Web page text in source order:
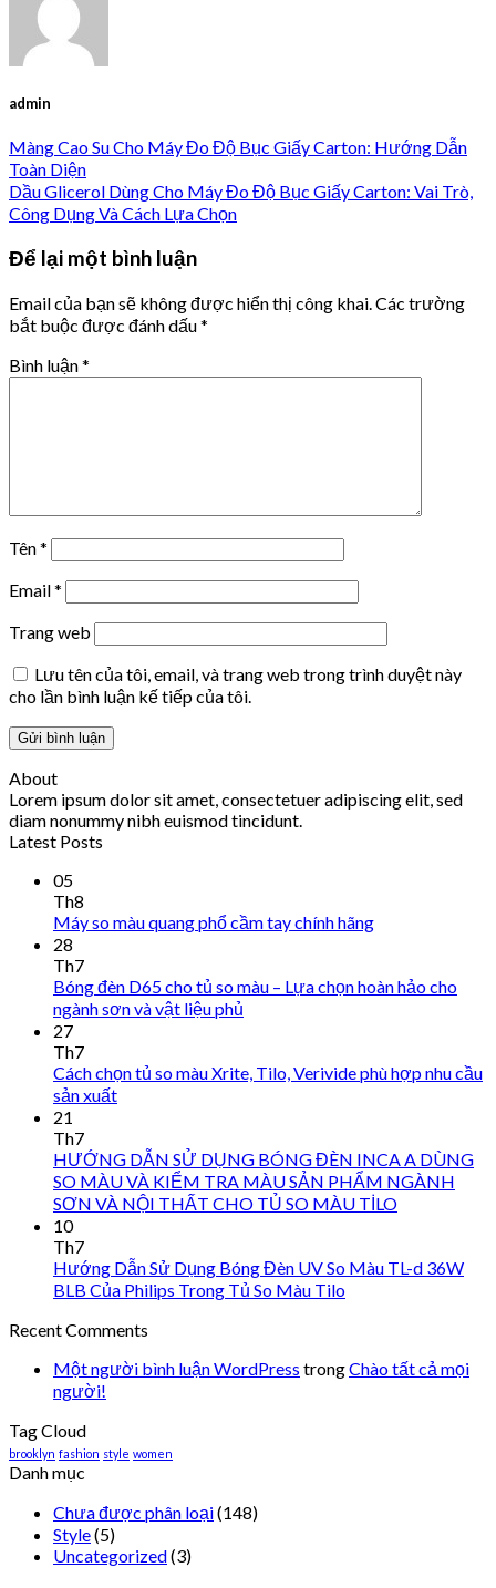
admin
Màng Cao Su Cho Máy Đo Độ Bục Giấy Carton: Hướng Dẫn
Toàn Diện
Dầu Glicerol Dùng Cho Máy Đo Độ Bục Giấy Carton: Vai Trò,
Công Dụng Và Cách Lựa Chọn
Để lại một bình luận
Email của bạn sẽ không được hiển thị công khai. Các trường
bắt buộc được đánh dấu*
Bình luận*
Tên*
Email*
Trang web
Lưu tên của tôi, email, và trang web trong trình duyệt này
cho lần bình luận kế tiếp của tôi.
About
Lorem ipsum dolor sit amet, consectetuer adipiscing elit, sed
diam nonummy nibh euismod tincidunt.
Latest Posts
05
Th8
Máy so màu quang phổ cầm tay chính hãng
28
Th7
Bóng đèn D65 cho tủ so màu – Lựa chọn hoàn hảo cho
ngành sơn và vật liệu phủ
27
Th7
Cách chọn tủ so màu Xrite, Tilo, Verivide phù hợp nhu cầu
sản xuất
21
Th7
HƯỚNG DẪN SỬ DỤNG BÓNG ĐÈN INCA A DÙNG
SO MÀU VÀ KIỂM TRA MÀU SẢN PHẨM NGÀNH
SƠN VÀ NỘI THẤT CHO TỦ SO MÀU TİLO
10
Th7
Hướng Dẫn Sử Dụng Bóng Đèn UV So Màu TL-d 36W
BLB Của Philips Trong Tủ So Màu Tilo
Recent Comments
Một người bình luận WordPress trongChào tất cả mọi
người!
Tag Cloud
brooklyn fashion style women
Danh mục
Chưa được phân loại(148)
Style(5)
Uncategorized(3)